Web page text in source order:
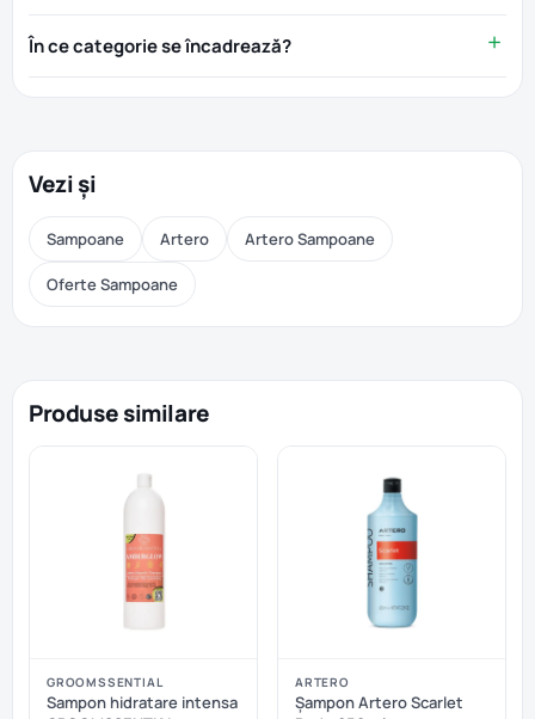
În ce categorie se încadrează?
Vezi și
Sampoane Artero Artero Sampoane
Oferte Sampoane
Produse similare
GROOMSSENTIAL
Sampon hidratare intensa
ARTERO
Șampon Artero Scarlet